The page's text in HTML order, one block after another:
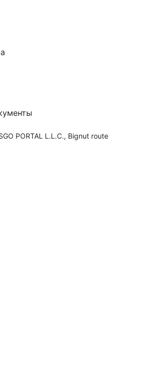
PORTAL L.L.C., Bignut route